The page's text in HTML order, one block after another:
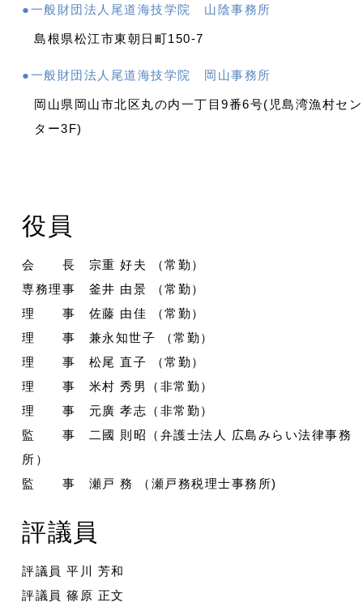
●一般財団法人尾道海技学院 山陰事務所
島根県松江市東朝日町150-7
●一般財団法人尾道海技学院 岡山事務所
岡山県岡山市北区丸の内一丁目9番6号(児島湾漁村セン
ター3F)
役員
会 長 宗重 好夫 （常勤）
専務理事 釜井 由景 （常勤）
理 事 佐藤 由佳 （常勤）
理 事 兼永知世子 （常勤）
理 事 松尾 直子 （常勤）
理 事 米村 秀男（非常勤）
理 事 元廣 孝志（非常勤）
監 事 二國 則昭（弁護士法人 広島みらい法律事務
所）
監 事 瀬戸 務 （瀬戸務税理士事務所)
評議員
評議員 平川 芳和
評議員 篠原 正文